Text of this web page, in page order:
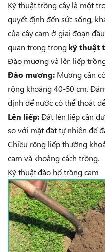
Kỹ thuật trồng cây là một
quyết định đến sức sống,
của cây cam ở giai đoạn
quan trọng trong kỹ thuật
Đào mương và lên liếp
Đào mương: Mương cần
rộng khoảng 40-50 cm.
định để nước có thể thoát
Lên liếp:Đất lên liếp cần
so với mặt đất tự nhiên để
Chiều rộng liếp thường
cam và khoảng cách trồng.
Kỹ thuật đào hố trồng cam